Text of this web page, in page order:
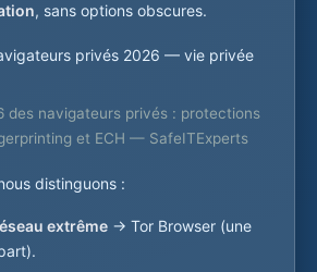
, sans options obscures.
des navigateurs privés : protections
et ECH — SafeITExperts
distinguons :
extrême → Tor Browser (une